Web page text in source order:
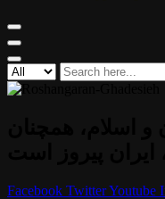
Facebook TwitterYoutube